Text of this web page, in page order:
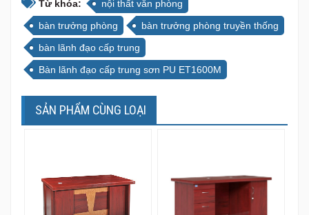
Từ khóa:
nội thất văn phòng
bàn trưởng phòng
bàn trưởng phòng truyền thống
bàn lãnh đạo cấp trung
Bàn lãnh đạo cấp trung sơn PU ET1600M
SẢN PHẨM CÙNG LOẠI